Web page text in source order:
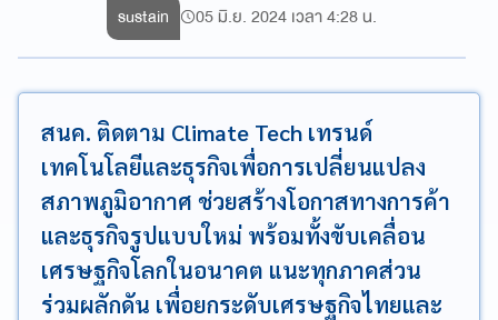
sustain 05 มิ.ย. 2024 เวลา 4:28 น.
สนค. ติดตาม Climate Tech เทรนด์
เทคโนโลยีและธุรกิจเพื่อการเปลี่ยนแปลง
สภาพภูมิอากาศ ช่วยสร้างโอกาสทางการค้า
และธุรกิจรูปแบบใหม่ พร้อมทั้งขับเคลื่อน
เศรษฐกิจโลกในอนาคต แนะทุกภาคส่วน
ร่วมผลักดัน เพื่อยกระดับเศรษฐกิจไทยและ